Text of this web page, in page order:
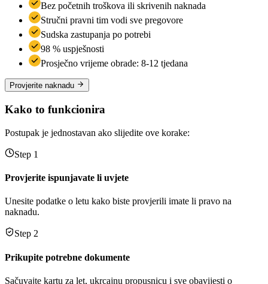
Bez početnih troškova ili skrivenih naknada
Stručni pravni tim vodi sve pregovore
Sudska zastupanja po potrebi
98 % uspješnosti
Prosječno vrijeme obrade: 8-12 tjedana
Provjerite naknadu
Kako to funkcionira
Postupak je jednostavan ako slijedite ove korake:
Step 1
Provjerite ispunjavate li uvjete
Unesite podatke o letu kako biste provjerili imate li pravo na
naknadu.
Step 2
Prikupite potrebne dokumente
Sačuvajte kartu za let, ukrcajnu propusnicu i sve obavijesti o